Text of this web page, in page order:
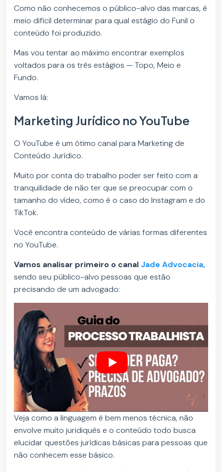
Como não conhecemos o público-alvo das marcas, é
meio difícil determinar para qual estágio do Funil o
conteúdo foi produzido.
Mas vou tentar ao máximo encontrar exemplos
voltados para os três estágios — Topo, Meio e
Fundo.
Vamos lá:
Marketing Jurídico no YouTube
O YouTube é um ótimo canal para Marketing de
Conteúdo Jurídico.
Muito por conta do trabalho poder ser feito com a
tranquilidade de não ter que se preocupar com o
tamanho do vídeo, como é o caso do Instagram e do
TikTok.
Você encontra conteúdo de várias formas diferentes
no YouTube.
Vamos analisar primeiro o canal Jade Advocacia,
sendo seu público-alvo pessoas que estão
precisando de um advogado:
Veja como a linguagem é bem menos técnica, não
envolve muito juridiquês e o conteúdo todo busca
elucidar questões jurídicas básicas para pessoas que
não conhecem esse básico.